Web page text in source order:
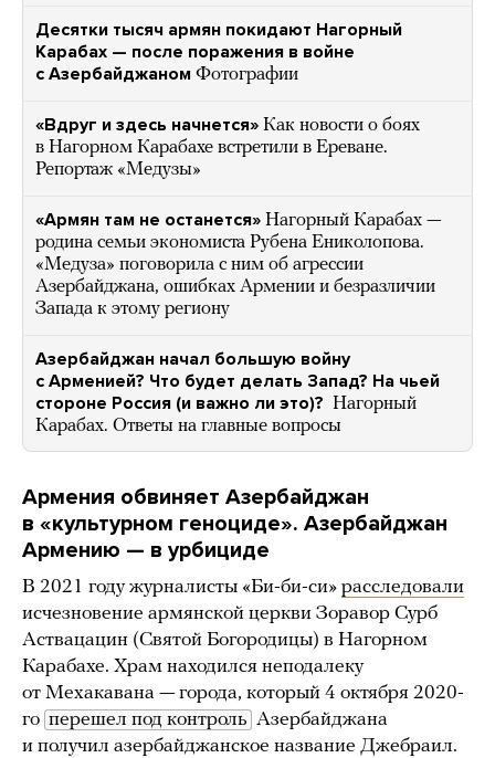
Десятки тысяч армян покидают Нагорный
Карабах — после поражения в войне
с Азербайджаном Фотографии
«Вдруг и здесь начнется» Как новости о боях
в Нагорном Карабахе встретили в Ереване.
Репортаж «Медузы»
«Армян там не останется» Нагорный Карабах —
родина семьи экономиста Рубена Ениколопова.
«Медуза» поговорила с ним об агрессии
Азербайджана, ошибках Армении и безразличии
Запада к этому региону
Азербайджан начал большую войну
с Арменией? Что будет делать Запад? На чьей
стороне Россия (и важно ли это)? Нагорный
Карабах. Ответы на главные вопросы
Армения обвиняет Азербайджан
в «культурном геноциде». Азербайджан
Армению — в урбициде
В 2021 году журналисты «Би-би-си» расследовали
исчезновение армянской церкви Зоравор Сурб
Аствацацин (Святой Богородицы) в Нагорном
Карабахе. Храм находился неподалеку
от Мехакавана — города, который 4 октября 2020-
го перешел под контроль Азербайджана
и получил азербайджанское название Джебраил.